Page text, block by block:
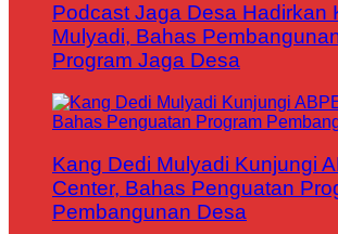
Podcast Jaga Desa Hadirkan
Mulyadi, Bahas
Program Jaga Desa
Kang Dedi Mulyadi Kunjungi
Center, Bahas Penguatan
Pembangunan Desa